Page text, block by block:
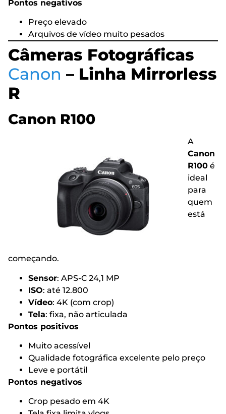
Pontos negativos
Preço elevado
Arquivos de vídeo muito pesados
Câmeras Fotográficas
Canon – Linha Mirrorless
R
Canon R100
A
Canon
R100 é
ideal
para
quem
está
começando.
Sensor: APS-C 24,1 MP
ISO: até 12.800
Vídeo: 4K (com crop)
Tela: fixa, não articulada
Pontos positivos
Muito acessível
Qualidade fotográfica excelente pelo preço
Leve e portátil
Pontos negativos
Crop pesado em 4K